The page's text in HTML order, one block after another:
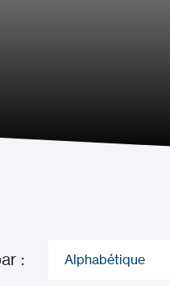
: Alphabétique